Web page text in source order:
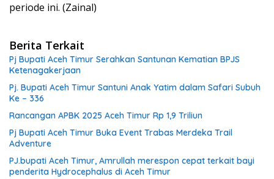
periode ini. (Zainal)
Berita Terkait
Pj Bupati Aceh Timur Serahkan Santunan Kematian BPJS
Ketenagakerjaan
Pj. Bupati Aceh Timur Santuni Anak Yatim dalam Safari Subuh
Ke – 336
Rancangan APBK 2025 Aceh Timur Rp 1,9 Triliun
Pj Bupati Aceh Timur Buka Event Trabas Merdeka Trail
Adventure
PJ.bupati Aceh Timur, Amrullah merespon cepat terkait bayi
penderita Hydrocephalus di Aceh Timur